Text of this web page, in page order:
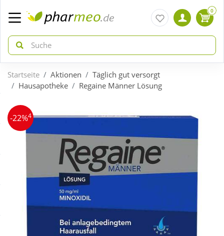
zurück
ÜBERSICHT AKTIONEN
Aktuelle Coupons
zurück
ÜBERSICHT KATEGORIEN
Arzneimittel
Körperpflege & Kosmetik
0
Startseite Aktionen
Täglich gut versorgt
Hausapotheke
Regaine Männer Lösung
-22%4